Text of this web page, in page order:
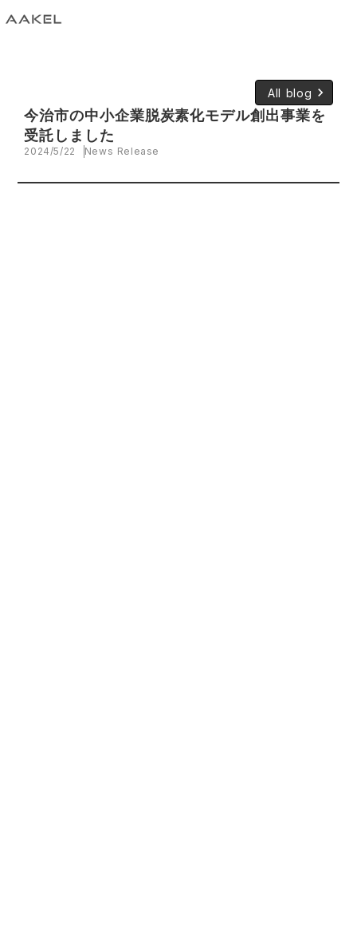
All blog keyboard_arrow_right
今治市の中小企業脱炭素化モデル創出事業を
受託しました
2024/5/22 News Release